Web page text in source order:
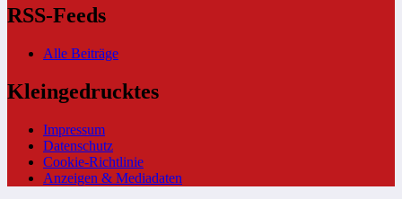
RSS-Feeds
Alle Beiträge
Kleingedrucktes
Impressum
Datenschutz
Cookie-Richtlinie
Anzeigen & Mediadaten